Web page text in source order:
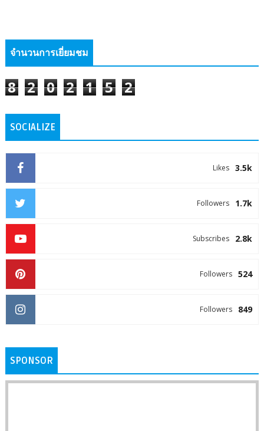
จำนวนการเยี่ยมชม
8 2 0 2 1 5 2
SOCIALIZE
3.5k
Likes
1.7k
Followers
2.8k
Subscribes
524
Followers
849
Followers
SPONSOR